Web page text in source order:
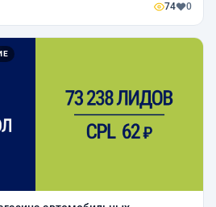
74 0